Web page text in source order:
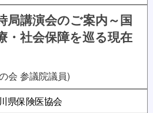
局講演会のご案内～国
・社会保障を巡る現在
会 参議院議員)
県保険医協会